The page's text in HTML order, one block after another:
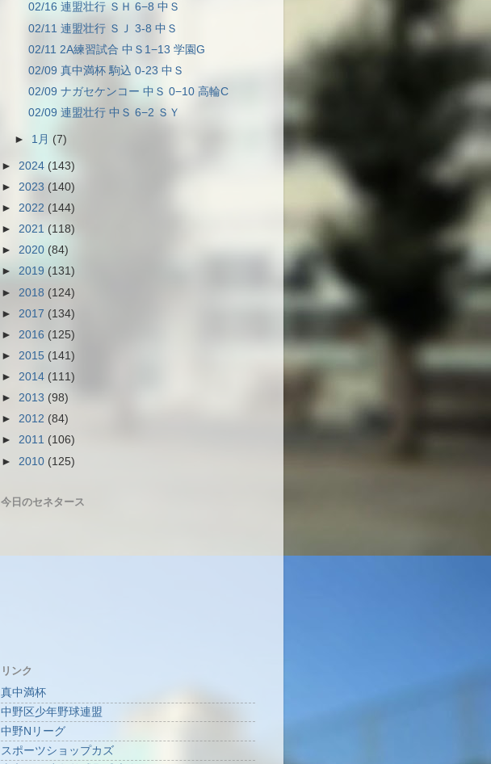
02/16 連盟壮行 ＳＨ 6−8 中Ｓ
02/11 連盟壮行 ＳＪ 3-8 中Ｓ
02/11 2A練習試合 中Ｓ1−13 学園G
02/09 真中満杯 駒込 0-23 中Ｓ
02/09 ナガセケンコー 中Ｓ 0−10 高輪C
02/09 連盟壮行 中Ｓ 6−2 ＳＹ
► 1月 (7)
► 2024 (143)
► 2023 (140)
► 2022 (144)
► 2021 (118)
► 2020 (84)
► 2019 (131)
► 2018 (124)
► 2017 (134)
► 2016 (125)
► 2015 (141)
► 2014 (111)
► 2013 (98)
► 2012 (84)
► 2011 (106)
► 2010 (125)
今日のセネタース
リンク
真中満杯
中野区少年野球連盟
中野Nリーグ
スポーツショップカズ